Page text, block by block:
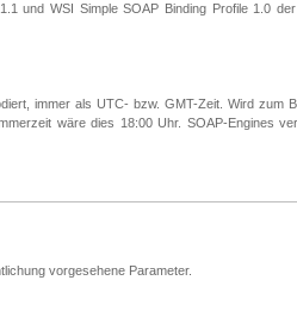
und WSI Simple SOAP Binding Profile 1.0
immer als UTC- bzw. GMT-Zeit. Wird zum
wäre dies 18:00 Uhr. SOAP-Engines
vorgesehene Parameter.